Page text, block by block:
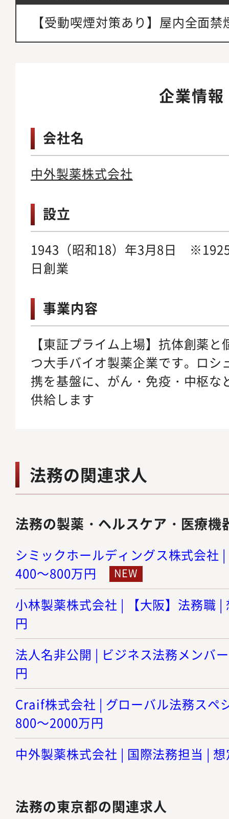
【受動喫煙対策あり】屋内全面禁
企業情報
会社名
中外製薬株式会社
設立
1943（昭和18）年3月8日
日創業
事業内容
【東証プライム上場】抗体創薬
つ大手バイオ製薬企業です。ロシ
携を基盤に、がん・免疫・中枢な
供給します
法務の関連求人
法務の製薬・ヘルスケア・医療機
シミックホールディングス株式会社
400～800万円
小林製薬株式会社 | 【大阪】法務職
円
法人名非公開 | ビジネス法務メンバ
円
Craif株式会社 | グローバル法務スペ
800～2000万円
中外製薬株式会社 | 国際法務担当 |
法務の東京都の関連求人